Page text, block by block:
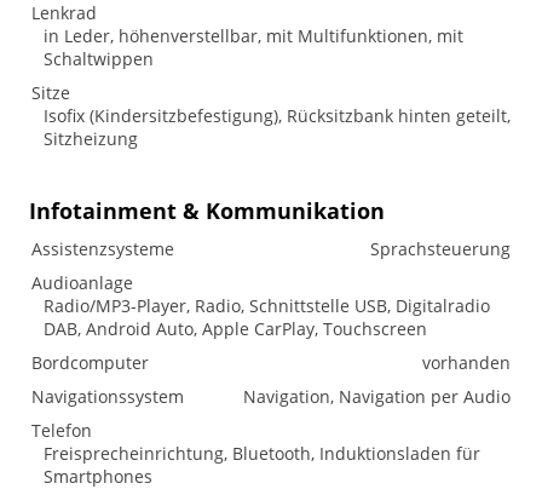
Lenkrad
in Leder, höhenverstellbar, mit Multifunktionen, mit
Schaltwippen
Sitze
Isofix (Kindersitzbefestigung), Rücksitzbank hinten geteilt,
Sitzheizung
Infotainment & Kommunikation
Assistenzsysteme
Sprachsteuerung
Audioanlage
Radio/MP3-Player, Radio, Schnittstelle USB, Digitalradio
DAB, Android Auto, Apple CarPlay, Touchscreen
Bordcomputer
vorhanden
Navigationssystem
Navigation, Navigation per Audio
Telefon
Freisprecheinrichtung, Bluetooth, Induktionsladen für
Smartphones